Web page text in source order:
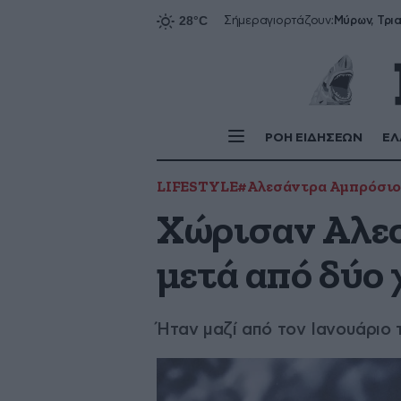
Σήμεραγιορτάζουν:
ΡΟΗ ΕΙΔΗΣΕΩΝ
LIFESTYLE#Αλεσάντρα Αμπρόσιο
Χώρισαν
μετά από δύο
Ήταν μαζί από τον Ιανουάριο